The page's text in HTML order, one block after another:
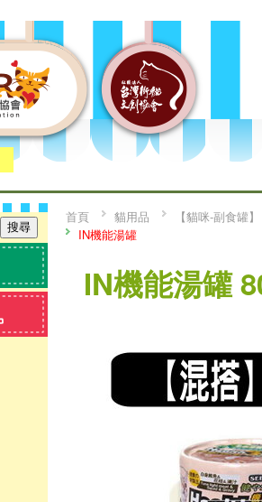
首頁 貓用品
【貓咪-副食罐】
IN機能湯罐
IN機能湯罐